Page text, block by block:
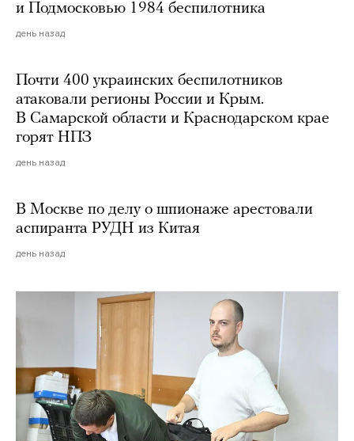
и Подмосковью 1984 беспилотника
день назад
Почти 400 украинских беспилотников
атаковали регионы России и Крым.
В Самарской области и Краснодарском крае
горят НПЗ
день назад
В Москве по делу о шпионаже арестовали
аспиранта РУДН из Китая
день назад